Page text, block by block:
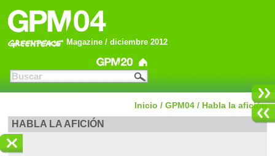
Magazine / diciembre 2012
Inicio / GPM04 / Habla la afición
HABLA LA AFICIÓN